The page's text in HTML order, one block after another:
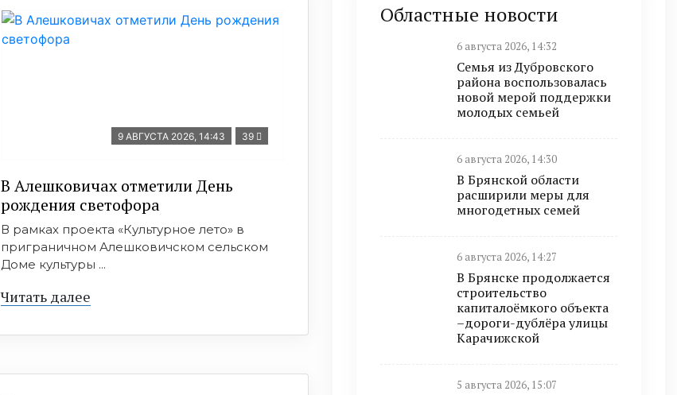
9 АВГУСТА 2026, 14:43 39
В Алешковичах отметили День
рождения светофора
В рамках проекта «Культурное лето» в
приграничном Алешковичском сельском
Доме культуры ...
Читать далее
Областные новости
6 августа 2026, 14:32
Семья из Дубровского
района воспользовалась
новой мерой поддержки
молодых семьей
6 августа 2026, 14:30
В Брянской области
расширили меры для
многодетных семей
6 августа 2026, 14:27
В Брянске продолжается
строительство
капиталоёмкого объекта
–дороги-дублёра улицы
Карачижской
5 августа 2026, 15:07